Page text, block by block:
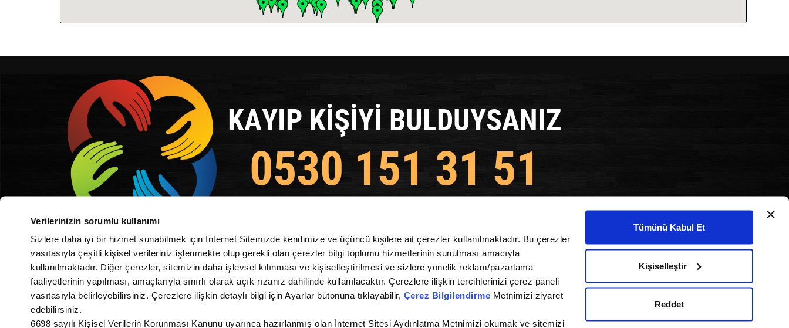
Verilerinizin sorumlu kullanımı
Sizlere daha iyi bir hizmet sunabilmek için İnternet Sitemizde kendimize ve üçüncü kişilere ait çerezler kullanılmaktadır. Bu çerezler
vasıtasıyla çeşitli kişisel verileriniz işlenmekte olup gerekli olan çerezler bilgi toplumu hizmetlerinin sunulması amacıyla
kullanılmaktadır. Diğer çerezler, sitemizin daha işlevsel kılınması ve kişiselleştirilmesi ve sizlere yönelik reklam/pazarlama
faaliyetlerinin yapılması, amaçlarıyla sınırlı olarak açık rızanız dahilinde kullanılacaktır. Çerezlere ilişkin tercihlerinizi çerez paneli
vasıtasıyla belirleyebilirsiniz. Çerezlere ilişkin detaylı bilgi için Ayarlar butonuna tıklayabilir, Çerez Bilgilendirme Metnimizi ziyaret
edebilirsiniz.
6698 sayılı Kişisel Verilerin Korunması Kanunu uyarınca hazırlanmış olan İnternet Sitesi Aydınlatma Metnimizi okumak ve sitemizi
Tümünü Kabul Et
Kişiselleştir
Reddet
KAYIP KİŞİYİ BULDUYSANIZ
0530 151 31 51
NUMARAMIZI ACİL OLARAK ARAYINIZ!
Itgin insani tapdinizsa zaman itirmeden Azerbaycan nömremizi tecili zeng edin: +994 504 008 584